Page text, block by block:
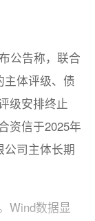
公告称，联合
主体评级、债
级安排终止
资信于2025年
公司主体长期
Wind数据显